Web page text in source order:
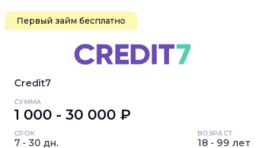
Первый займ бесплатно
Credit7
СУММА
1 000 - 30 000 ₽
СРОК
7 - 30 дн.
ВОЗРАСТ
18 - 99 лет